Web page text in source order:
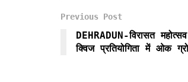
b
o
k
t
r
l
p
p
r
i
Previous Post
DEHRADUN-विरासत
क्विज प्रतियोगिता में ओक